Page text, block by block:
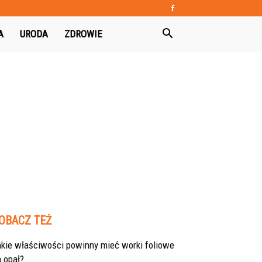
URODA ZDROWIE
TEŻ
właściwości powinny mieć worki foliowe
opał?